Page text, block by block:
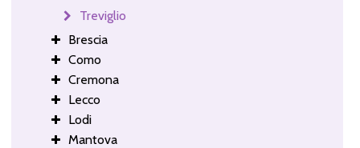
Treviglio
Brescia
Como
Cremona
Lecco
Lodi
Mantova